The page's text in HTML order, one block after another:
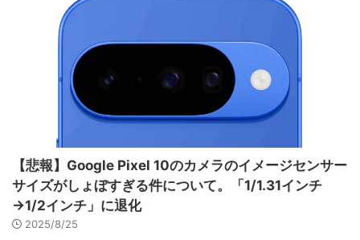
【悲報】Google Pixel 10のカメラのイメージセンサー
サイズがしょぼすぎる件について。「1/1.31インチ
→1/2インチ」に退化
2025/8/25